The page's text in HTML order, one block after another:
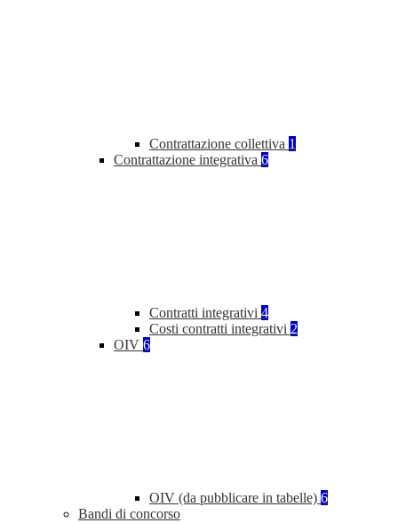
Contrattazione collettiva 1
Contrattazione integrativa 6
Contratti integrativi 4
Costi contratti integrativi 2
OIV 6
OIV (da pubblicare in tabelle) 6
Bandi di concorso